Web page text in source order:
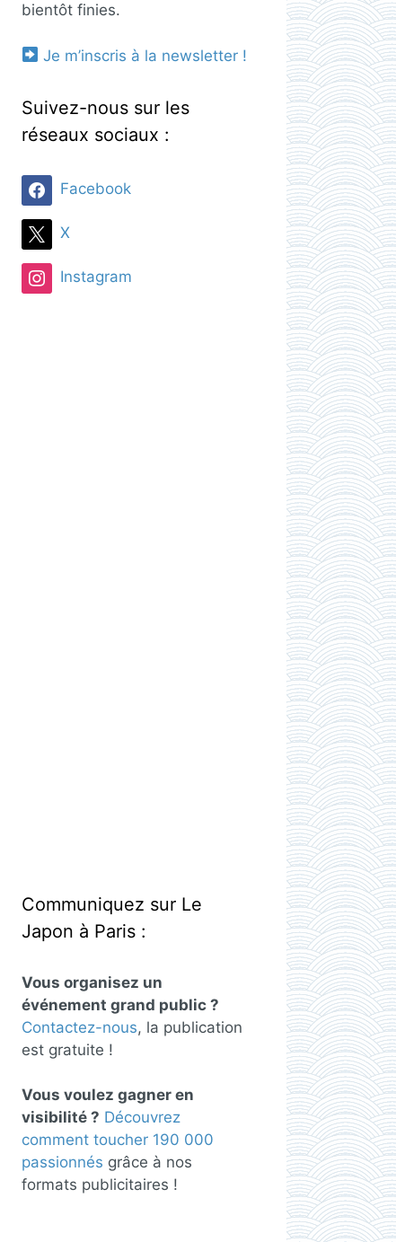
bientôt finies.
Je m’inscris à la newsletter !
Suivez-nous sur les
réseaux sociaux :
Facebook
X
Instagram
Communiquez sur Le
Japon à Paris :
Vous organisez un
événement grand public ?
Contactez-nous, la publication
est gratuite !
Vous voulez gagner en
visibilité ? Découvrez
comment toucher 190 000
passionnés grâce à nos
formats publicitaires !